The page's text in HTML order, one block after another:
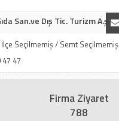
San.ve Dış Tic. Turizm A.ş.
Seçilmemiş / Semt Seçilmemiş
47 47
Firma Ziyaret
788